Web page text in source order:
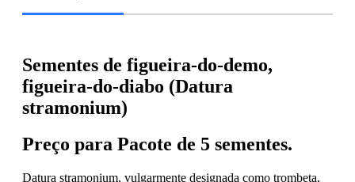
Sementes de figueira-do-demo,
figueira-do-diabo (Datura
stramonium)
Preço para Pacote de 5 sementes.
Datura stramonium, vulgarmente designada como trombeta,